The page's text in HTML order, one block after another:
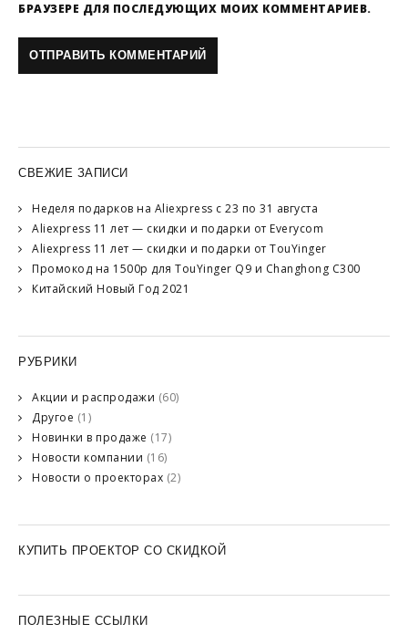
БРАУЗЕРЕ ДЛЯ ПОСЛЕДУЮЩИХ МОИХ КОММЕНТАРИЕВ.
СВЕЖИЕ ЗАПИСИ
Неделя подарков на Aliexpress с 23 по 31 августа
Aliexpress 11 лет — скидки и подарки от Everycom
Aliexpress 11 лет — скидки и подарки от TouYinger
Промокод на 1500р для TouYinger Q9 и Changhong C300
Китайский Новый Год 2021
РУБРИКИ
Акции и распродажи (60)
Другое (1)
Новинки в продаже (17)
Новости компании (16)
Новости о проекторах (2)
КУПИТЬ ПРОЕКТОР СО СКИДКОЙ
ПОЛЕЗНЫЕ ССЫЛКИ